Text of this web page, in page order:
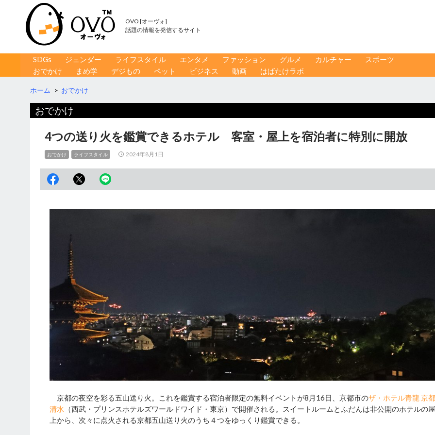
OVO [オーヴォ]
話題の情報を発信するサイト
コンテンツへ移動
SDGs ジェンダー ライフスタイル エンタメ ファッション グルメ カルチャー
スポーツ
おでかけ
まめ学 デジもの ペット ビジネス 動画 はばたけラボ
ホーム > おでかけ
おでかけ
4つの送り火を鑑賞できるホテル 客室・屋上を宿泊者に特別に開放
おでかけ ライフスタイル 2024年8月1日
京都の夜空を彩る五山送り火。これを鑑賞する宿泊者限定の無料イベントが8月16日、京都市のザ・ホテル青龍 京都
清水 （西武・プリンスホテルズワールドワイド・東京）で開催される。スイートルームとふだんは非公開のホテルの屋
上から、次々に点火される京都五山送り火のうち４つをゆっくり鑑賞できる。